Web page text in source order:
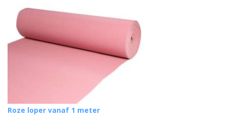
Roze loper vanaf 1 meter